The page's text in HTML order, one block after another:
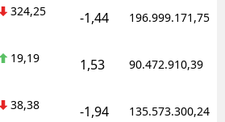
324,25 -1,44 196.999.171,75
19,19 1,53 90.472.910,39
38,38 -1,94 135.573.300,24